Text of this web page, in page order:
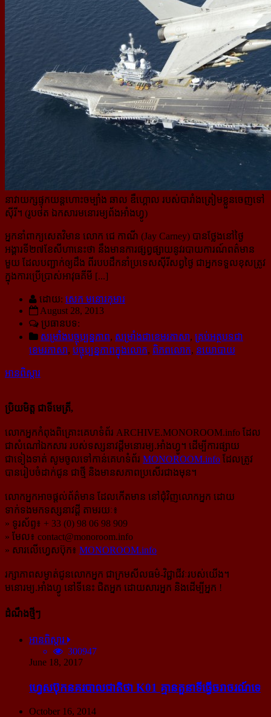
នាវាយក្សផ្ទុកយន្ដហោះចម្បាំង ឆាល ឌឺហ្គោល របស់បារាំងត្រៀមខ្លួនចេញទៅ
ស៊ីរី។ (រូបថត ឯកសារមនោរម្យព័ងអាំងហ្វូ)
អ្នកនាំពាក្យសេតវិមាន លោក ជេ កាណី (Jay Carney) បានថ្លែងនៅថ្ងៃ
អង្គារទី២៧ខែសីហានេះថា នឹងមានការផ្សព្វផ្សាយ​នូវ​របាយការណ៍ពត៌មាន
មួយ ដែលបញ្ជាក់ឲ្យដឹង ពីរបបដឹកនាំប្រទេសស៊ីរីសព្វថ្ងៃ ជាអ្នកទទួលខុសត្រូវ
ក្នុងការប្រើប្រាស់​អាវុធ​គីមី [...]
ដោយ: សេក មនោរកុមារ
August 28, 2013
ប្រធានបទ:
សម្រាំងបច្ចុប្បន្នភាព, សម្រាំងជាខេមរភាសា, គ្រប់អត្ថបទជា
ខេមរភាសា, បច្ចុប្បន្នភាពក្នុងលោក, ពិភពលោក, នយោបាយ
អានពិស្ដារ
ប្រិយមិត្ត ជាទីមេត្រី,
លោកអ្នកកំពុងពិគ្រោះគេហទំព័រ ARCHIVE.MONOROOM.info ដែល
ជាសំណៅឯកសារ របស់ទស្សនាវដ្ដីមនោរម្យ.អាំងហ្វូ។ ដើម្បីការផ្សាយ
ជាទៀងទាត់ សូមចូលទៅកាន់​គេហទំព័រ MONOROOM.info ដែលត្រូវ
បានរៀបចំដាក់ជូន ជាថ្មី និងមានសភាពប្រសើរជាងមុន។
លោកអ្នកអាចផ្ដល់ព័ត៌មាន ដែលកើតមាន នៅជុំវិញលោកអ្នក ដោយ
ទាក់ទងមកទស្សនាវដ្ដី តាមរយៈ៖
» ទូរស័ព្ទ៖ + 33 (0) 98 06 98 909
» មែល៖ contact@monoroom.info
» សារលើហ្វេសប៊ុក៖ MONOROOM.info
រក្សាភាពសម្ងាត់ជូនលោកអ្នក ជាក្រមសីលធម៌-​វិជ្ជាជីវៈ​របស់យើង។
មនោរម្យ.អាំងហ្វូ នៅទីនេះ ជិតអ្នក ដោយសារអ្នក និងដើម្បីអ្នក !
ដំណឹងថ្មីៗ
អានពិស្ដារ
300947
June 18, 2017
ហ្វេសប៊ុក​នគរបាល​ជាតិ​ថា K01 គ្មាន​តួនាទី​ធ្វើ​ចរាចរណ៍​ទេ
October 16, 2014